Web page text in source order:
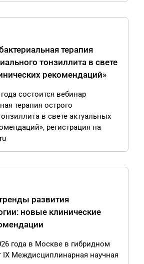
терапия
тонзиллита в свете
рекомендаций»
состоится вебинар
терапия острого
в свете актуальных
регистрация на
развития
новые клинические
года в Москве в гибридном
IX Междисциплинарная научная